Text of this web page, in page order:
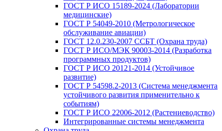
ГОСТ Р ИСО 15189-2024 (Лаборатории
медицинские)
ГОСТ Р 54049-2010 (Метрологическое
обслуживание авиации)
ГОСТ 12.0.230-2007 ССБТ (Охрана труда)
ГОСТ Р ИСО/МЭК 90003-2014 (Разработка
программных продуктов)
ГОСТ Р ИСО 20121-2014 (Устойчивое
развитие)
ГОСТ Р 54598.2-2013 (Система менеджмента
устойчивого развития применительно к
событиям)
ГОСТ Р ИСО 22006-2012 (Растениеводство)
Интегрированные системы менеджмента